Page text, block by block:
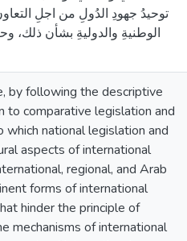
توحيدُ جهودِ الدُولِ من اجلِ
الوطنيةِ والدوليةِ بشأن ذلك،
by following the descriptive
to comparative legislation and
national legislation and
aspects of international
regional, and Arab
forms of international
hinder the principle of
mechanisms of international